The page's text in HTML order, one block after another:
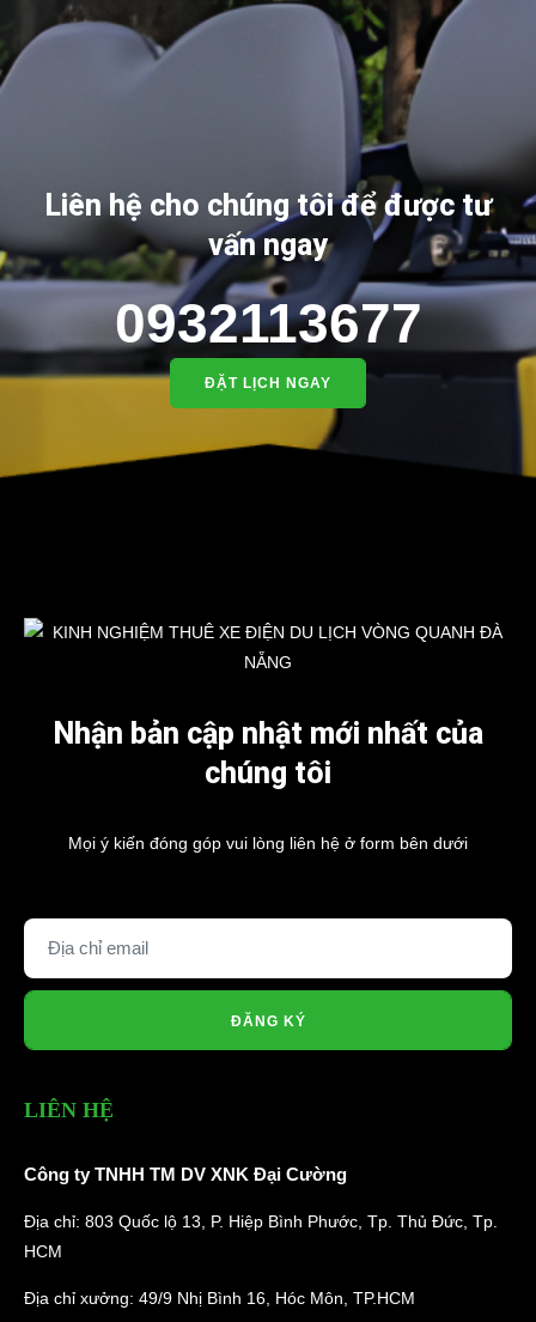
Liên hệ cho chúng tôi để được tư
vấn ngay
0932113677
ĐẶT LỊCH NGAY
Nhận bản cập nhật mới nhất của
chúng tôi
Mọi ý kiến đóng góp vui lòng liên hệ ở form bên dưới
ĐĂNG KÝ
LIÊN HỆ
Công ty TNHH TM DV XNK Đại Cường
Địa chỉ: 803 Quốc lộ 13, P. Hiệp Bình Phước, Tp. Thủ Đức, Tp.
HCM
Địa chỉ xưởng: 49/9 Nhị Bình 16, Hóc Môn, TP.HCM